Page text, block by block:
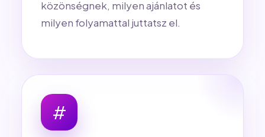
közönségnek, milyen ajánlatot és
milyen folyamattal juttatsz el.
#